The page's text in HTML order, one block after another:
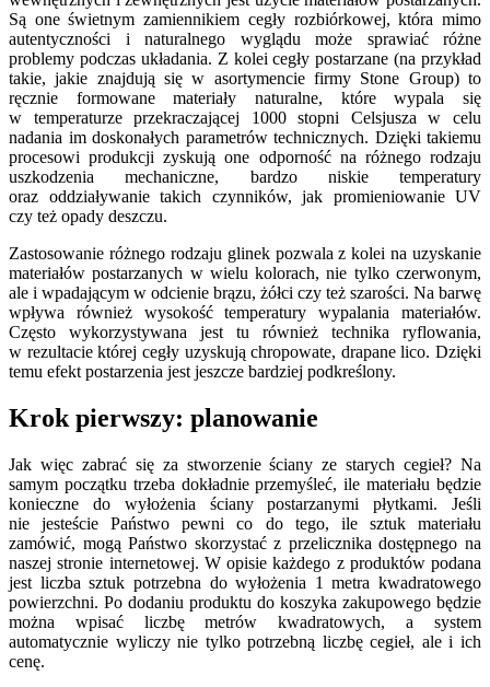
Są one świetnym zamiennikiem cegły rozbiórkowej, która mimo
autentyczności i naturalnego wyglądu może sprawiać różne
problemy podczas układania. Z kolei cegły postarzane (na przykład
takie, jakie znajdują się w asortymencie firmy Stone Group) to
ręcznie formowane materiały naturalne, które wypala się
w temperaturze przekraczającej 1000 stopni Celsjusza w celu
nadania im doskonałych parametrów technicznych. Dzięki takiemu
procesowi produkcji zyskują one odporność na różnego rodzaju
uszkodzenia mechaniczne, bardzo niskie temperatury
oraz oddziaływanie takich czynników, jak promieniowanie UV
czy też opady deszczu.
Zastosowanie różnego rodzaju glinek pozwala z kolei na uzyskanie
materiałów postarzanych w wielu kolorach, nie tylko czerwonym,
ale i wpadającym w odcienie brązu, żółci czy też szarości. Na barwę
wpływa również wysokość temperatury wypalania materiałów.
Często wykorzystywana jest tu również technika ryflowania,
w rezultacie której cegły uzyskują chropowate, drapane lico. Dzięki
temu efekt postarzenia jest jeszcze bardziej podkreślony.
Krok pierwszy: planowanie
Jak więc zabrać się za stworzenie ściany ze starych cegieł? Na
samym początku trzeba dokładnie przemyśleć, ile materiału będzie
konieczne do wyłożenia ściany postarzanymi płytkami. Jeśli
nie jesteście Państwo pewni co do tego, ile sztuk materiału
zamówić, mogą Państwo skorzystać z przelicznika dostępnego na
naszej stronie internetowej. W opisie każdego z produktów podana
jest liczba sztuk potrzebna do wyłożenia 1 metra kwadratowego
powierzchni. Po dodaniu produktu do koszyka zakupowego będzie
można wpisać liczbę metrów kwadratowych, a system
automatycznie wyliczy nie tylko potrzebną liczbę cegieł, ale i ich
cenę.